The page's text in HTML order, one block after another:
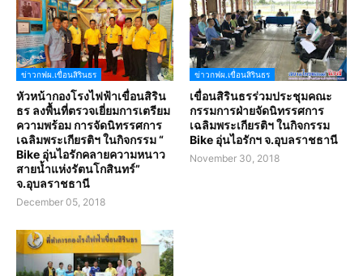
ข่าวกฟผ.เขื่อนสิรินธร
หัวหน้ากองโรงไฟฟ้าเขื่อนสิริน
ธร ลงพื้นที่ตรวจเยี่ยมการเตรียม
ความพร้อม การจัดนิทรรศการ
เฉลิมพระเกียรติฯ ในกิจกรรม “
Bike อุ่นไอรักคลายความหนาว
สายน้ำแห่งรัตนโกสินทร์”
จ.อุบลราชธานี
December 05, 2018
ข่าวกฟผ.เขื่อนสิรินธร
เขื่อนสิรินธรร่วมประชุมคณะ
กรรมการฝ่ายจัดนิทรรศการ
เฉลิมพระเกียรติฯ ในกิจกรรม
Bike อุ่นไอรักฯ จ.อุบลราชธานี
November 30, 2018